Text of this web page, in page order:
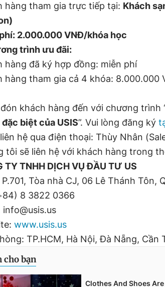
hàng tham gia trực tiếp tại: Khách
2.000.000 VNĐ/khóa học
trình ưu đãi:
hàng đã ký hợp đồng: miễn phí
hàng tham gia cả 4 khóa: 8.000.000
khách hàng đến với chương trình
biệt của USIS”. Vui lòng đăng ký
hệ qua điện thoại: Thùy Nhân
tôi sẽ liên hệ với khách hàng trong
TY TNHH DỊCH VỤ ĐẦU TƯ US
P.701, Tòa nhà CJ, 06 Lê Thánh Tôn,
8 3822 0366
info@usis.us
www.usis.us
TP.HCM, Hà Nội, Đà Nẵng, Cần